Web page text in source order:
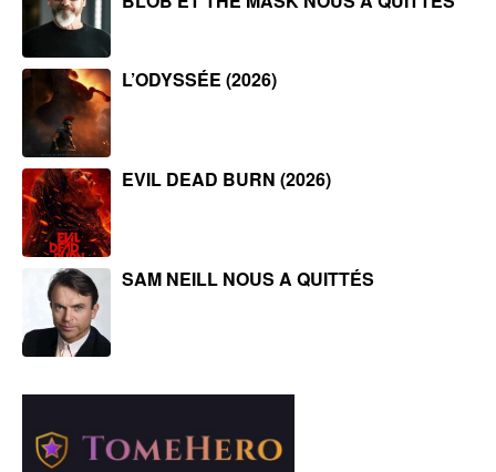
L’ODYSSÉE (2026)
EVIL DEAD BURN (2026)
SAM NEILL NOUS A QUITTÉS